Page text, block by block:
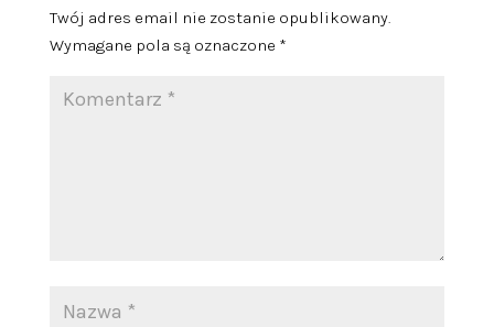
Twój adres email nie zostanie opublikowany.
Wymagane pola są oznaczone *